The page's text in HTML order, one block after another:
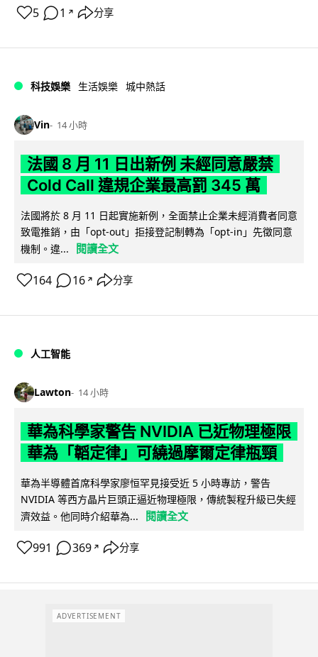
5 1 ↗ 分享
科技娛樂 生活娛樂 城中熱話
Vin 14 小時
法國 8 月 11 日出新例 未經同意嚴禁
Cold Call 違規企業最高罰 345 萬
法國將於 8 月 11 日起實施新例，全面禁止企業未經消費者同意
致電推銷，由「opt-out」拒接登記制轉為「opt-in」先徵同意
機制。違...
閱讀全文
164 16 ↗ 分享
人工智能
Lawton 14 小時
華為科學家警告 NVIDIA 已近物理極限
華為「韜定律」可繞過摩爾定律瓶頸
華為半導體首席科學家廖恒罕見接受近 5 小時專訪，警告
NVIDIA 等西方晶片巨頭正逼近物理極限，傳統製程升級已失經
濟效益。他同時介紹華為...
閱讀全文
991 369 ↗ 分享
ADVERTISEMENT